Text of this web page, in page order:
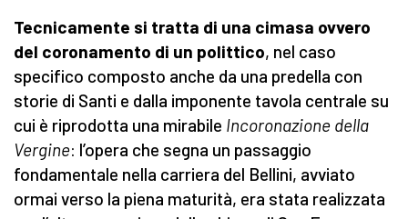
Tecnicamente si tratta di una cimasa ovvero
del coronamento di un polittico, nel caso
specifico composto anche da una predella con
storie di Santi e dalla imponente tavola centrale su
cui è riprodotta una mirabile Incoronazione della
Vergine: l’opera che segna un passaggio
fondamentale nella carriera del Bellini, avviato
ormai verso la piena maturità, era stata realizzata